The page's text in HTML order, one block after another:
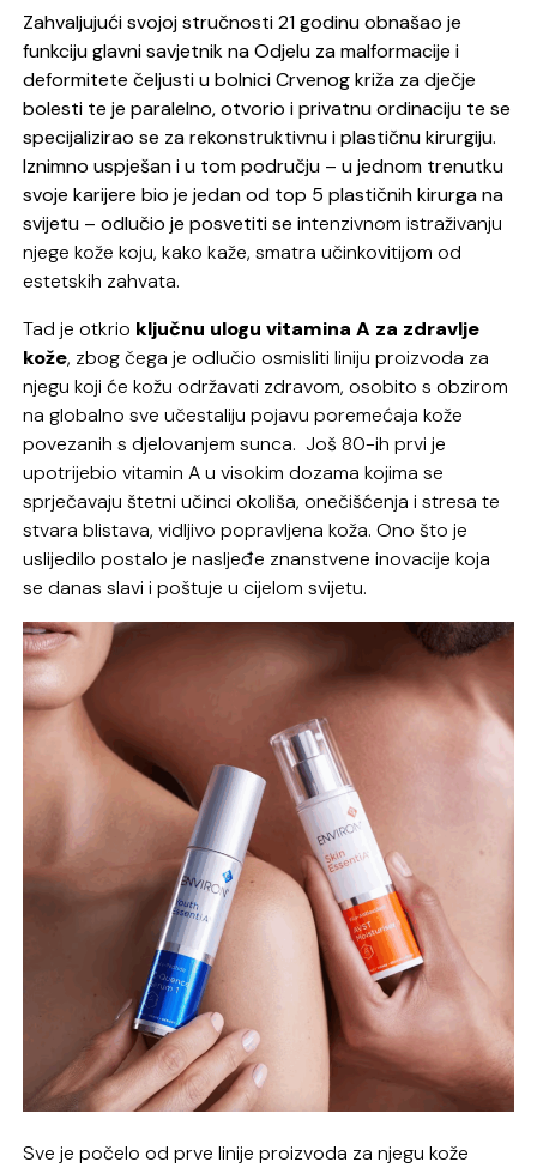
Zahvaljujući svojoj stručnosti 21 godinu obnašao je
funkciju glavni savjetnik na Odjelu za malformacije i
deformitete čeljusti u bolnici Crvenog križa za dječje
bolesti te je paralelno, otvorio i privatnu ordinaciju te se
specijalizirao se za rekonstruktivnu i plastičnu kirurgiju.
Iznimno uspješan i u tom području – u jednom trenutku
svoje karijere bio je jedan od top 5 plastičnih kirurga na
svijetu – odlučio je posvetiti se intenzivnom istraživanju
njege kože koju, kako kaže, smatra učinkovitijom od
estetskih zahvata.
Tad je otkrio ključnu ulogu vitamina A za zdravlje
kože, zbog čega je odlučio osmisliti liniju proizvoda za
njegu koji će kožu održavati zdravom, osobito s obzirom
na globalno sve učestaliju pojavu poremećaja kože
povezanih s djelovanjem sunca. Još 80-ih prvi je
upotrijebio vitamin A u visokim dozama kojima se
sprječavaju štetni učinci okoliša, onečišćenja i stresa te
stvara blistava, vidljivo popravljena koža. Ono što je
uslijedilo postalo je nasljeđe znanstvene inovacije koja
se danas slavi i poštuje u cijelom svijetu.
Sve je počelo od prve linije proizvoda za njegu kože